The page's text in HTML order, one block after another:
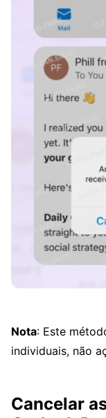
Nota: Este
individuais, não
Cancelar